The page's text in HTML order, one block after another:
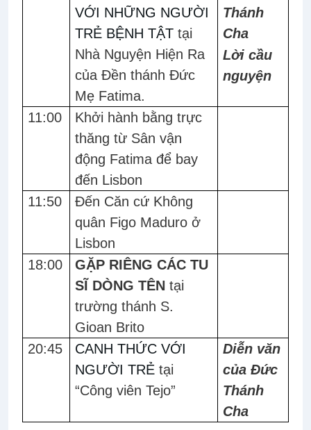
VỚI NHỮNG NGƯỜI
TRẺ BỆNH TẬT tại
Nhà Nguyện Hiện Ra
của Đền thánh Đức
Mẹ Fatima.
Thánh
Cha
Lời cầu
nguyện
11:00
Khởi hành bằng trực
thăng từ Sân vận
động Fatima để bay
đến Lisbon
11:50
Đến Căn cứ Không
quân Figo Maduro ở
Lisbon
18:00
GẶP RIÊNG CÁC TU
SĨ DÒNG TÊNtại
trường thánh S.
Gioan Brito
20:45
CANH THỨC VỚI
NGƯỜI TRẺ tại
“Công viên Tejo”
Diễn văn
của Đức
Thánh
Cha